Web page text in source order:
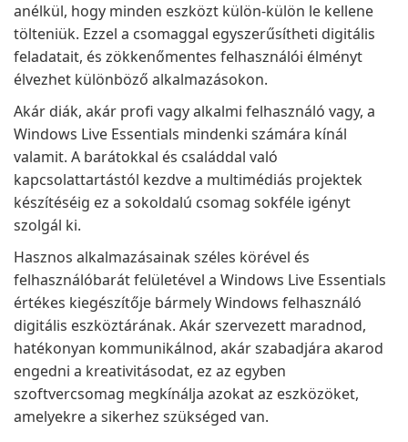
anélkül, hogy minden eszközt külön-külön le kellene
tölteniük. Ezzel a csomaggal egyszerűsítheti digitális
feladatait, és zökkenőmentes felhasználói élményt
élvezhet különböző alkalmazásokon.
Akár diák, akár profi vagy alkalmi felhasználó vagy, a
Windows Live Essentials mindenki számára kínál
valamit. A barátokkal és családdal való
kapcsolattartástól kezdve a multimédiás projektek
készítéséig ez a sokoldalú csomag sokféle igényt
szolgál ki.
Hasznos alkalmazásainak széles körével és
felhasználóbarát felületével a Windows Live Essentials
értékes kiegészítője bármely Windows felhasználó
digitális eszköztárának. Akár szervezett maradnod,
hatékonyan kommunikálnod, akár szabadjára akarod
engedni a kreativitásodat, ez az egyben
szoftvercsomag megkínálja azokat az eszközöket,
amelyekre a sikerhez szükséged van.